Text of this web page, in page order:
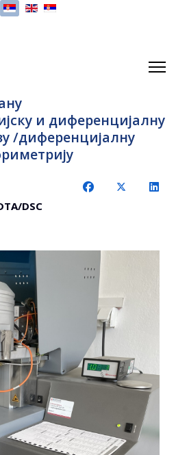
Изаберите ваш језик
и диференцијалну
/диференцијалну
DSC